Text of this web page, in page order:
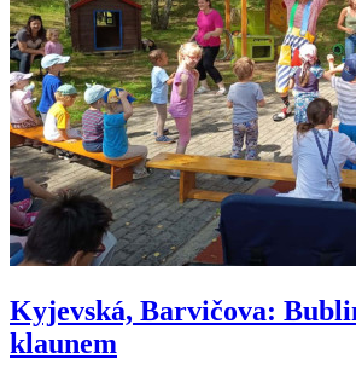
Kyjevská, Barvičova:
klaunem